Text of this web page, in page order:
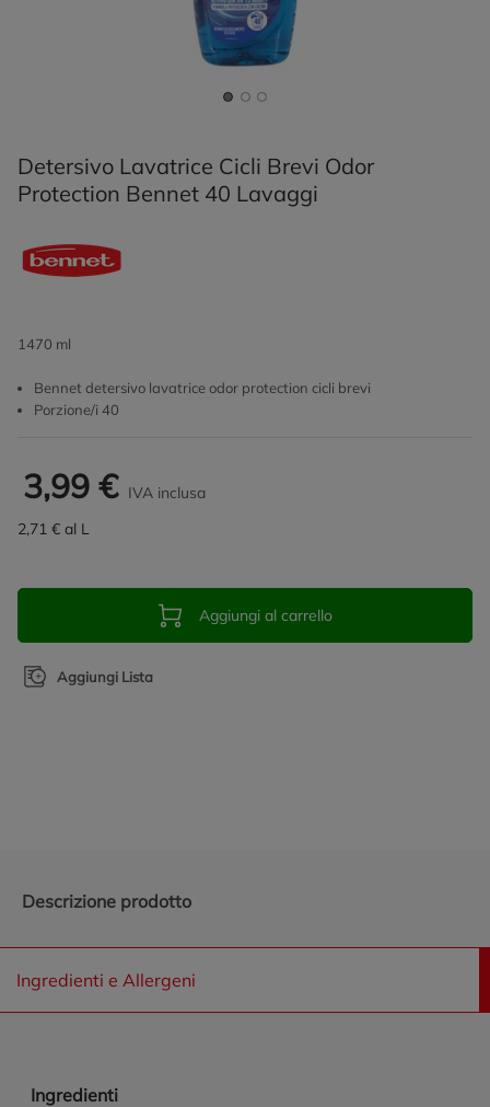
Detersivo Lavatrice Cicli Brevi Odor
Protection Bennet 40 Lavaggi
1470 ml
Bennet detersivo lavatrice odor protection cicli brevi
Porzione/i 40
3,99 € IVA inclusa
2,71 € al L
Aggiungi al carrello
Aggiungi Lista
Descrizione prodotto
Ingredienti e Allergeni
Ingredienti